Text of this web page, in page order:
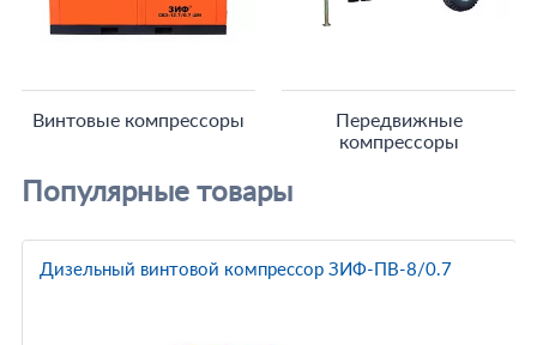
Винтовые компрессоры
Передвижные
компрессоры
Популярные товары
Дизельный винтовой компрессор ЗИФ-ПВ-8/0.7